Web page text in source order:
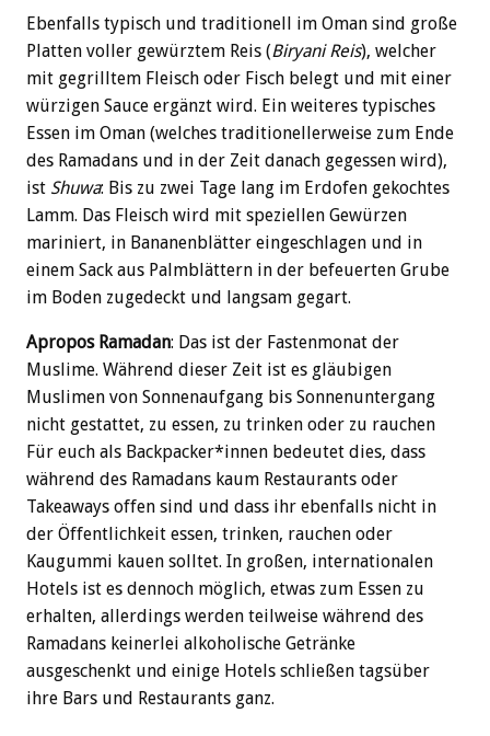
Ebenfalls typisch und traditionell im Oman sind große
Platten voller gewürztem Reis (Biryani Reis), welcher
mit gegrilltem Fleisch oder Fisch belegt und mit einer
würzigen Sauce ergänzt wird. Ein weiteres typisches
Essen im Oman (welches traditionellerweise zum Ende
des Ramadans und in der Zeit danach gegessen wird),
ist Shuwa: Bis zu zwei Tage lang im Erdofen gekochtes
Lamm. Das Fleisch wird mit speziellen Gewürzen
mariniert, in Bananenblätter eingeschlagen und in
einem Sack aus Palmblättern in der befeuerten Grube
im Boden zugedeckt und langsam gegart.
Apropos Ramadan: Das ist der Fastenmonat der
Muslime. Während dieser Zeit ist es gläubigen
Muslimen von Sonnenaufgang bis Sonnenuntergang
nicht gestattet, zu essen, zu trinken oder zu rauchen
Für euch als Backpacker*innen bedeutet dies, dass
während des Ramadans kaum Restaurants oder
Takeaways offen sind und dass ihr ebenfalls nicht in
der Öffentlichkeit essen, trinken, rauchen oder
Kaugummi kauen solltet. In großen, internationalen
Hotels ist es dennoch möglich, etwas zum Essen zu
erhalten, allerdings werden teilweise während des
Ramadans keinerlei alkoholische Getränke
ausgeschenkt und einige Hotels schließen tagsüber
ihre Bars und Restaurants ganz.